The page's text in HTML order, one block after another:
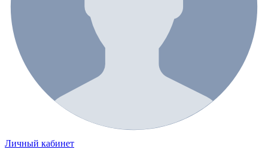
Личный кабинет